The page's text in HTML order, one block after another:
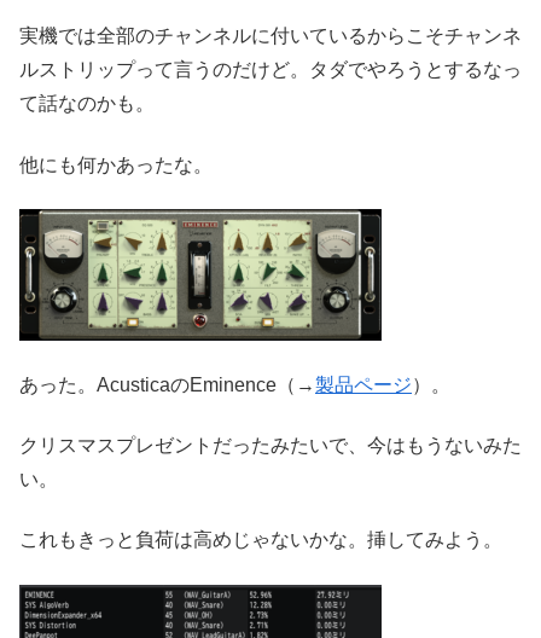
実機では全部のチャンネルに付いているからこそチャンネ
ルストリップって言うのだけど。タダでやろうとするなっ
て話なのかも。
他にも何かあったな。
あった。AcusticaのEminence（→製品ページ）。
クリスマスプレゼントだったみたいで、今はもうないみた
い。
これもきっと負荷は高めじゃないかな。挿してみよう。